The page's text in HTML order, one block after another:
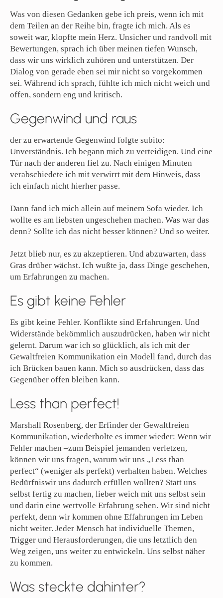
Was von diesen Gedanken gebe ich preis, wenn ich mit
dem Teilen an der Reihe bin, fragte ich mich. Als es
soweit war, klopfte mein Herz. Unsicher und randvoll mit
Bewertungen, sprach ich über meinen tiefen Wunsch,
dass wir uns wirklich zuhören und unterstützen. Der
Dialog von gerade eben sei mir nicht so vorgekommen
sei. Während ich sprach, fühlte ich mich nicht weich und
offen, sondern eng und kritisch.
Gegenwind und raus
der zu erwartende Gegenwind folgte subito:
Unverständnis. Ich begann mich zu verteidigen. Und eine
Tür nach der anderen fiel zu. Nach einigen Minuten
verabschiedete ich mit verwirrt mit dem Hinweis, dass
ich einfach nicht hierher passe.
Dann fand ich mich allein auf meinem Sofa wieder. Ich
wollte es am liebsten ungeschehen machen. Was war das
denn? Sollte ich das nicht besser können? Und so weiter.
Jetzt blieb nur, es zu akzeptieren. Und abzuwarten, dass
Gras drüber wächst. Ich wußte ja, dass Dinge geschehen,
um Erfahrungen zu machen.
Es gibt keine Fehler
Es gibt keine Fehler. Konflikte sind Erfahrungen. Und
Widerstände bekömmlich auszudrücken, haben wir nicht
gelernt. Darum war ich so glücklich, als ich mit der
Gewaltfreien Kommunikation ein Modell fand, durch das
ich Brücken bauen kann. Mich so ausdrücken, dass das
Gegenüber offen bleiben kann.
Less than perfect!
Marshall Rosenberg, der Erfinder der Gewaltfreien
Kommunikation, wiederholte es immer wieder: Wenn wir
Fehler machen –zum Beispiel jemanden verletzen,
können wir uns fragen, warum wir uns „Less than
perfect“ (weniger als perfekt) verhalten haben. Welches
Bedürfniswir uns dadurch erfüllen wollten? Statt uns
selbst fertig zu machen, lieber weich mit uns selbst sein
und darin eine wertvolle Erfahrung sehen. Wir sind nicht
perfekt, denn wir kommen ohne Effahrungen im Leben
nicht weiter. Jeder Mensch hat individuelle Themen,
Trigger und Herausforderungen, die uns letztlich den
Weg zeigen, uns weiter zu entwickeln. Uns selbst näher
zu kommen.
Was steckte dahinter?